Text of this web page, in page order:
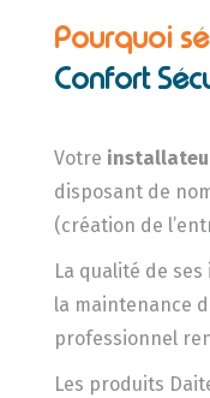
Pourquoi
Confort
Votre
disposant de
(création de
La qualité de
la maintenance
professionnel
Les produits